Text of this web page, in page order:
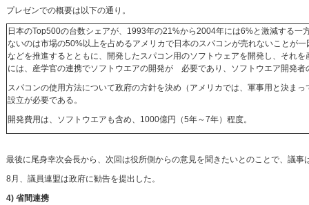
プレゼンでの概要は以下の通り。
日本のTop500の台数シェアが、1993年の21%から2004年には6%と激減する一
ないのは市場の50%以上を占めるアメリカで日本のスパコンが売れないことが
などを推進するとともに、開発したスパコン用のソフトウェアを開発し、それ
には、産学官の連携でソフトウエアの開発が 必要であり、ソフトウエア開発者
スパコンの使用方法について政府の方針を決め（アメリカでは、軍事用と決ま
設立が必要である。
開発費用は、ソフトウエアも含め、1000億円（5年～7年）程度。
最後に尾身幸次会長から、次回は役所側からの意見を聞きたいとのことで、議事
8月、議員連盟は政府に勧告を提出した。
4) 省間連携